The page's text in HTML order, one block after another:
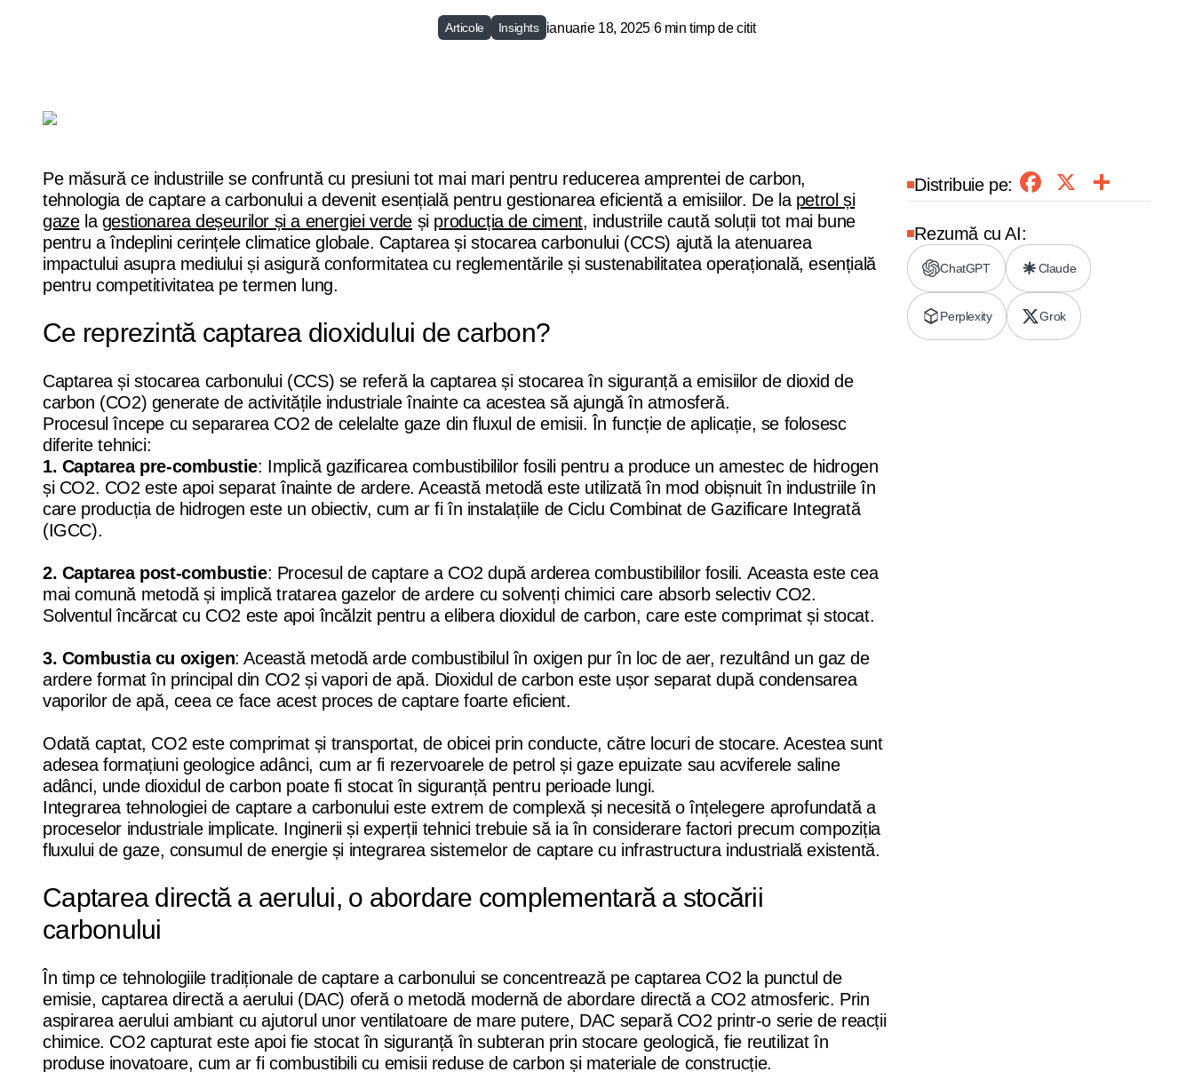
Articole Insights ianuarie 18, 2025/6 min timp de citit
Pe măsură ce industriile se confruntă cu presiuni tot mai mari pentru reducerea amprentei de carbon,
tehnologia de captare a carbonului a devenit esențială pentru gestionarea eficientă a emisiilor. De la petrol și
gazela gestionarea deșeurilor și a energiei verde și producția de ciment, industriile caută soluții tot mai bune
pentru a îndeplini cerințele climatice globale. Captarea și stocarea carbonului (CCS) ajută la atenuarea
impactului asupra mediului și asigură conformitatea cu reglementările și sustenabilitatea operațională, esențială
pentru competitivitatea pe termen lung.
Ce reprezintă captarea dioxidului de carbon?
Captarea și stocarea carbonului (CCS) se referă la captarea și stocarea în siguranță a emisiilor de dioxid de
carbon (CO2) generate de activitățile industriale înainte ca acestea să ajungă în atmosferă.
Procesul începe cu separarea CO2 de celelalte gaze din fluxul de emisii. În funcție de aplicație, se folosesc
diferite tehnici:
1. Captarea pre-combustie: Implică gazificarea combustibililor fosili pentru a produce un amestec de hidrogen
și CO2. CO2 este apoi separat înainte de ardere. Această metodă este utilizată în mod obișnuit în industriile în
care producția de hidrogen este un obiectiv, cum ar fi în instalațiile de Ciclu Combinat de Gazificare Integrată
(IGCC).
2. Captarea post-combustie: Procesul de captare a CO2 după arderea combustibililor fosili. Aceasta este cea
mai comună metodă și implică tratarea gazelor de ardere cu solvenți chimici care absorb selectiv CO2.
Solventul încărcat cu CO2 este apoi încălzit pentru a elibera dioxidul de carbon, care este comprimat și stocat.
3. Combustia cu oxigen: Această metodă arde combustibilul în oxigen pur în loc de aer, rezultând un gaz de
ardere format în principal din CO2 și vapori de apă. Dioxidul de carbon este ușor separat după condensarea
vaporilor de apă, ceea ce face acest proces de captare foarte eficient.
Odată captat, CO2 este comprimat și transportat, de obicei prin conducte, către locuri de stocare. Acestea sunt
adesea formațiuni geologice adânci, cum ar fi rezervoarele de petrol și gaze epuizate sau acviferele saline
adânci, unde dioxidul de carbon poate fi stocat în siguranță pentru perioade lungi.
Integrarea tehnologiei de captare a carbonului este extrem de complexă și necesită o înțelegere aprofundată a
proceselor industriale implicate. Inginerii și experții tehnici trebuie să ia în considerare factori precum compoziția
fluxului de gaze, consumul de energie și integrarea sistemelor de captare cu infrastructura industrială existentă.
Captarea directă a aerului, o abordare complementară a stocării
carbonului
În timp ce tehnologiile tradiționale de captare a carbonului se concentrează pe captarea CO2 la punctul de
emisie, captarea directă a aerului (DAC) oferă o metodă modernă de abordare directă a CO2 atmosferic. Prin
aspirarea aerului ambiant cu ajutorul unor ventilatoare de mare putere, DAC separă CO2 printr-o serie de reacții
chimice. CO2 capturat este apoi fie stocat în siguranță în subteran prin stocare geologică, fie reutilizat în
produse inovatoare, cum ar fi combustibili cu emisii reduse de carbon și materiale de construcție.
Distribuie pe: Facebook
X
Rezumă cu AI:
ChatGPT Claude
Perplexity Grok